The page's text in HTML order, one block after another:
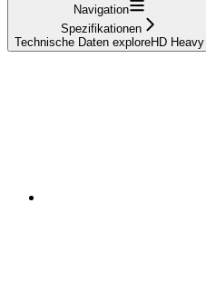
Navigation
Spezifikationen
Technische Daten exploreHD Heavy